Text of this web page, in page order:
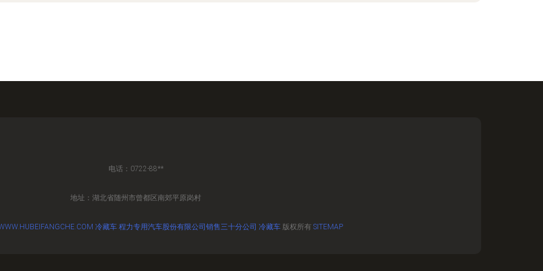
电话：0722-88**
地址：湖北省随州市曾都区南郊平原岗村
冷藏车 程力专用汽车股份有限公司销售三十分公司 冷藏车版权所有 SITEMAP